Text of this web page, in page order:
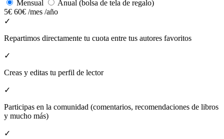
Mensual
Anual (bolsa de tela de regalo)
5€ 60€ /mes /año
✓
Repartimos directamente tu cuota entre tus autores favoritos
✓
Creas y editas tu perfil de lector
✓
Participas en la comunidad (comentarios, recomendaciones de libros
y mucho más)
✓